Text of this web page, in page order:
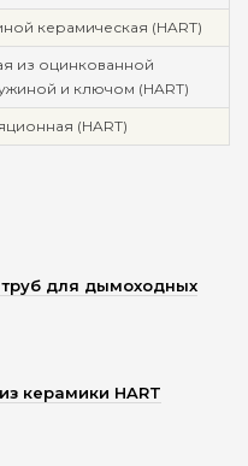
керамическая (HART)
из оцинкованной
и ключом (HART)
(HART)
труб для дымоходных
керамики HART